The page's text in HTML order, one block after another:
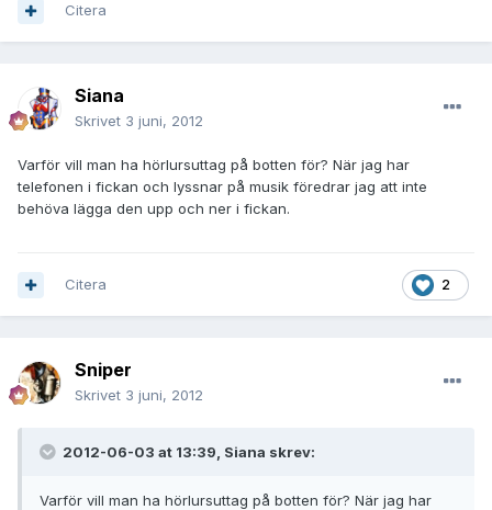
Citera
Siana
Skrivet 3 juni, 2012
Varför vill man ha hörlursuttag på botten för? När jag har
telefonen i fickan och lyssnar på musik föredrar jag att inte
behöva lägga den upp och ner i fickan.
2
Citera
Sniper
Skrivet 3 juni, 2012
2012-06-03 at 13:39, Siana skrev:
Varför vill man ha hörlursuttag på botten för? När jag har